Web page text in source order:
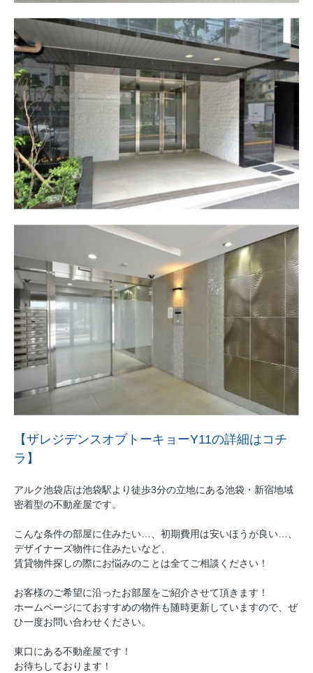
【ザレジデンスオブトーキョーY11の詳細はコチ
ラ】
アルク池袋店は池袋駅より徒歩3分の立地にある池袋・新宿地域
密着型の不動産屋です。
こんな条件の部屋に住みたい…、初期費用は安いほうが良い…、
デザイナーズ物件に住みたいなど、
賃貸物件探しの際にお悩みのことは全てご相談ください！
お客様のご希望に沿ったお部屋をご紹介させて頂きます！
ホームページにておすすめの物件も随時更新していますので、ぜ
ひ一度お問い合わせください。
東口にある不動産屋です！
お待ちしております！